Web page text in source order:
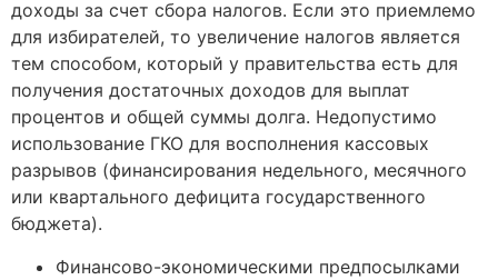
доходы за счет сбора налогов. Если это приемлемо
для избирателей, то увеличение налогов является
тем способом, который у правительства есть для
получения достаточных доходов для выплат
процентов и общей суммы долга. Недопустимо
использование ГКО для восполнения кассовых
разрывов (финансирования недельного, месячного
или квартального дефицита государственного
бюджета).
Финансово-экономическими предпосылками